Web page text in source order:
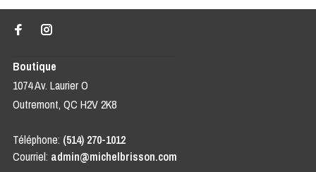
Boutique
1074 Av. Laurier O
Outremont, QC H2V 2K8
Téléphone: (514) 270-1012
Courriel: admin@michelbrisson.com